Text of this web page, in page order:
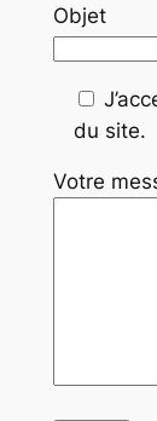
Objet
du site.
Votre